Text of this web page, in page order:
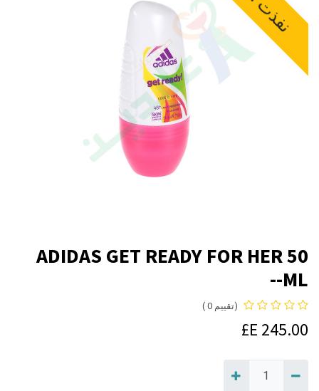
ADIDAS GET READY FOR HER 50
ML--
(تقييم 0 )
245.00